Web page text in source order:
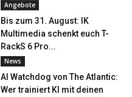
Angebote
Bis zum 31. August: IK
Multimedia schenkt euch T-
RackS 6 Pro...
News
AI Watchdog von The Atlantic:
Wer trainiert KI mit deinen